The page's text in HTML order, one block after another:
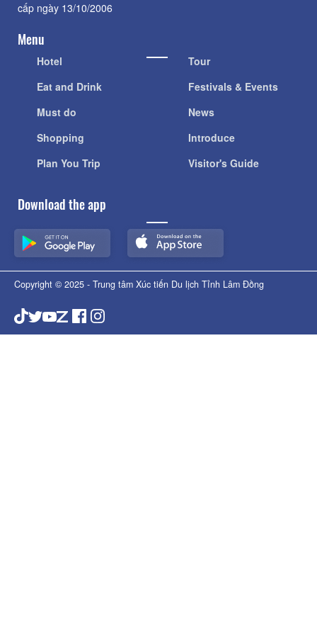
cấp ngày 13/10/2006
Menu
Hotel
Eat and Drink
Must do
Shopping
Plan You Trip
Tour
Festivals & Events
News
Introduce
Visitor's Guide
Download the app
Copyright © 2025 - Trung tâm Xúc tiến Du lịch Tỉnh Lâm Đồng